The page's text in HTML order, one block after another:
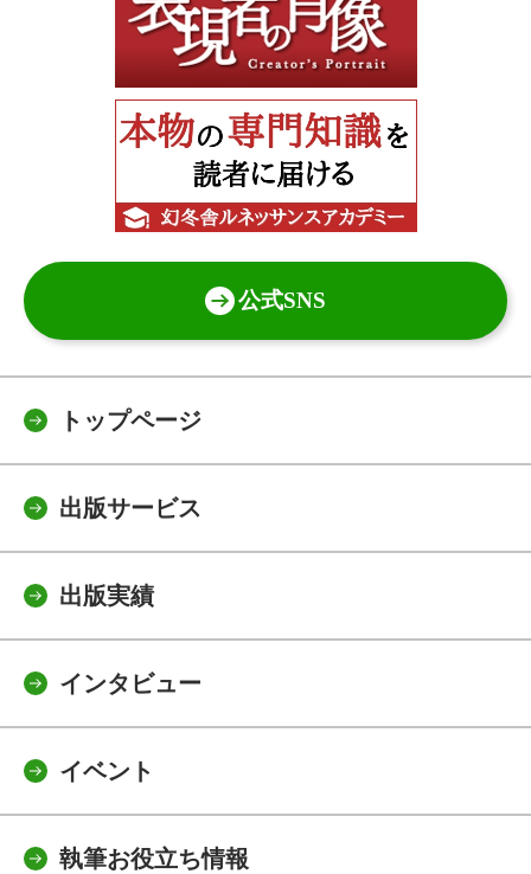
公式SNS
トップページ
出版サービス
出版実績
インタビュー
イベント
執筆お役立ち情報